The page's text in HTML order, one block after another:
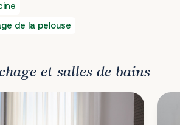
de la pelouse
et salles de bains